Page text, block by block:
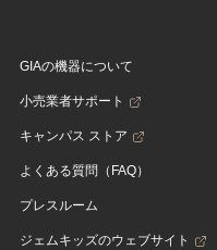
GIAの機器について
小売業者サポート
キャンパス ストア
よくある質問（FAQ）
プレスルーム
ジェムキッズのウェブサイト